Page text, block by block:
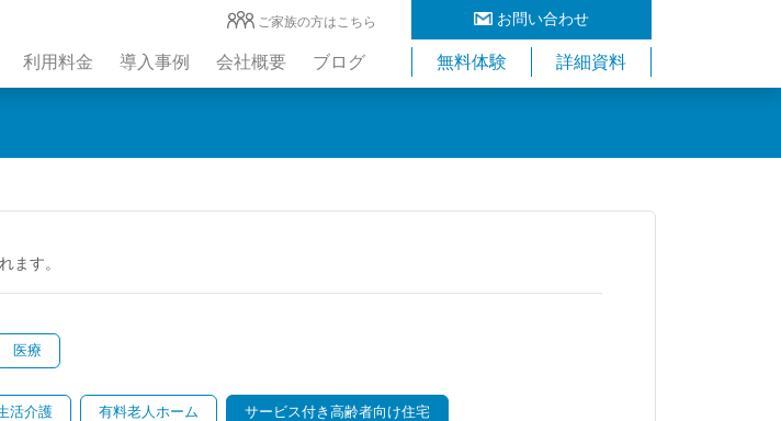
お問い合わせ
ご家族の方はこちら
利用料金 導入事例 会社概要 ブログ 無料体験 詳細資料
ます。
医療
活介護 有料老人ホーム サービス付き高齢者向け住宅